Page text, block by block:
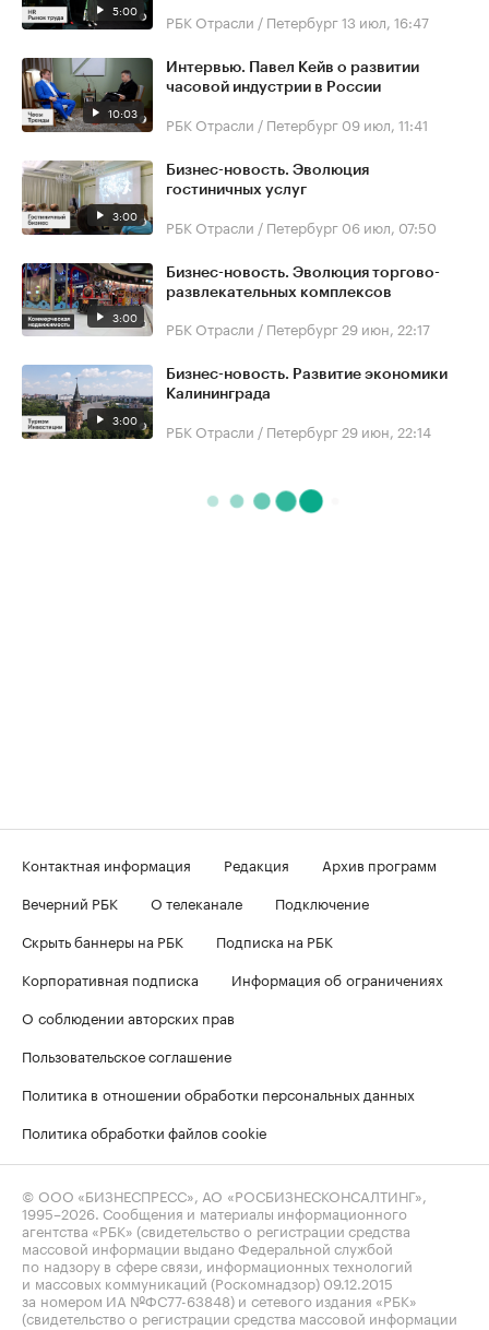
5:00 РБК Отрасли / Петербург13 июл, 16:47
10:03
Интервью. Павел Кейв о развитии
часовой индустрии в России
РБК Отрасли / Петербург 09 июл, 11:41
3:00
Бизнес-новость. Эволюция
гостиничных услуг
РБК Отрасли / Петербург 06 июл, 07:50
3:00
Бизнес-новость. Эволюция торгово-
развлекательных комплексов
РБК Отрасли / Петербург 29 июн, 22:17
3:00
Бизнес-новость. Развитие экономики
Калининграда
РБК Отрасли / Петербург 29 июн, 22:14
Контактная информация Редакция
Архив программ
Вечерний РБК
О телеканале
Подключение
Скрыть баннеры на РБК
Подписка на РБК
Корпоративная подписка
Информация об ограничениях
О соблюдении авторских прав
Пользовательское соглашение
Политика в отношении обработки персональных данных
Политика обработки файлов cookie
© ООО «БИЗНЕСПРЕСС», АО «РОСБИЗНЕСКОНСАЛТИНГ»,
1995–2026. Сообщения и материалы информационного
агентства «РБК» (свидетельство о регистрации средства
массовой информации выдано Федеральной службой
по надзору в сфере связи, информационных технологий
и массовых коммуникаций (Роскомнадзор) 09.12.2015
за номером ИА №ФС77-63848) и сетевого издания «РБК»
(свидетельство о регистрации средства массовой информации